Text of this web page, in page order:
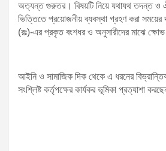
অত্যন্ত গুরুতর। বিষয়টি নিয়ে যথাযথ তদন্ত ও
ভিত্তিতে প্রয়োজনীয় ব্যবস্থা গ্রহণ করা সময়ের
(রঃ)-এর প্রকৃত বংশধর ও অনুসারীদের মাঝে ক্ষোভ
আইনি ও সামাজিক দিক থেকে এ ধরনের
সংশ্লিষ্ট কর্তৃপক্ষের কার্যকর ভূমিকা প্রত্যাশা